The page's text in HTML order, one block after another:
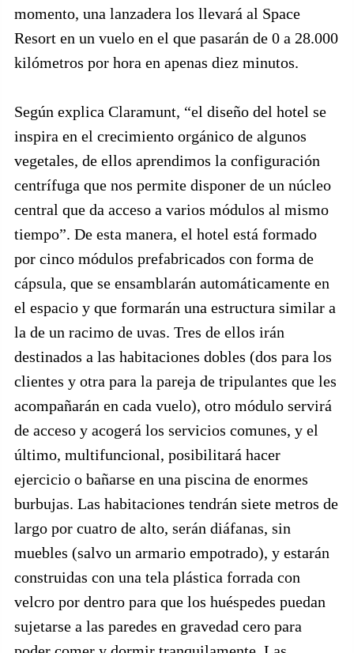
momento, una lanzadera los llevará al Space
Resort en un vuelo en el que pasarán de 0 a 28.000
kilómetros por hora en apenas diez minutos.
Según explica Claramunt, “el diseño del hotel se
inspira en el crecimiento orgánico de algunos
vegetales, de ellos aprendimos la configuración
centrífuga que nos permite disponer de un núcleo
central que da acceso a varios módulos al mismo
tiempo”. De esta manera, el hotel está formado
por cinco módulos prefabricados con forma de
cápsula, que se ensamblarán automáticamente en
el espacio y que formarán una estructura similar a
la de un racimo de uvas. Tres de ellos irán
destinados a las habitaciones dobles (dos para los
clientes y otra para la pareja de tripulantes que les
acompañarán en cada vuelo), otro módulo servirá
de acceso y acogerá los servicios comunes, y el
último, multifuncional, posibilitará hacer
ejercicio o bañarse en una piscina de enormes
burbujas. Las habitaciones tendrán siete metros de
largo por cuatro de alto, serán diáfanas, sin
muebles (salvo un armario empotrado), y estarán
construidas con una tela plástica forrada con
velcro por dentro para que los huéspedes puedan
sujetarse a las paredes en gravedad cero para